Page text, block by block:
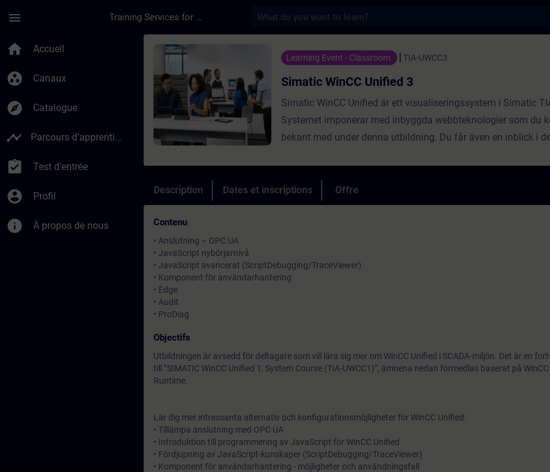
menu Training Services for Digital Industries
home Accueil
group_work Canaux
explore Catalogue
timeline Parcours d’apprentissage
assignment_turned_in Test d'entrée
account_circle Profil
info À propos de nous
Cours - Simatic WinCC Unified 3 - Entraînement - Formation -
Learning Event - Classroom TIA-UWCC3
Simatic WinCC Unified 3
Simatic WinCC Unified är ett visualiseringssystem i Simatic
Systemet imponerar med inbyggda webbteknologier som du
bekant med under denna utbildning. Du får även en inblick i
personligt intryck av de nya enheternas kapacitet.
Description Dates et inscriptions Offre
Contenu
• Anslutning – OPC UA
• JavaScript nybörjarnivå
• JavaScript avancerat (ScriptDebugging/TraceViewer)
• Komponent för användarhantering
• Edge
• Audit
• ProDiag
Objectifs
Utbildningen är avsedd för deltagare som vill lära sig mer om WinCC Unified i SCADA-miljön. Det är en
till ”SIMATIC WinCC Unified 1, System Course (TIA-UWCC1)”, ämnena nedan förmedlas baserat på
Runtime.
Lär dig mer intressanta alternativ och konfigurationsmöjligheter för WinCC Unified:
• Tillämpa anslutning med OPC UA
• Introduktion till programmering av JavaScript för WinCC Unified
• Fördjupning av JavaScript-kunskaper (ScriptDebugging/TraceViewer)
• Komponent för användarhantering - möjligheter och användningsfall